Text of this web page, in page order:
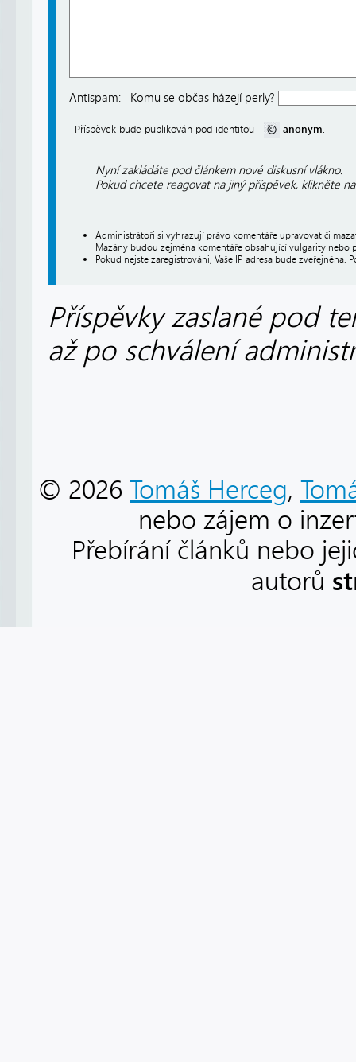
Antispam: Komu se občas házejí perly?
Příspěvek bude publikován pod identitou anonym.
Nyní zakládáte pod článkem nové diskusní vlákno.
Pokud chcete reagovat na jiný příspěvek, klikněte
Administrátoři si vyhrazují právo komentáře upravovat či
Mazány budou zejména komentáře obsahující vulgarity nebo
Pokud nejste zaregistrováni, Vaše IP adresa bude
Příspěvky zaslané pod
až po schválení
© 2026 Tomáš Herceg,
nebo zájem o
Přebírání článků nebo
autorů